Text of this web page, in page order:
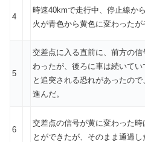
4
時速40kmで走行中、停止線か
火が青色から黄色に変わったが
5
交差点に入る直前に、前方の
わったが、後ろに車は続いて
と追突される恐れがあったの
進んだ。
6
交差点の信号が黄に変わった時
とができたが、そのまま通過し